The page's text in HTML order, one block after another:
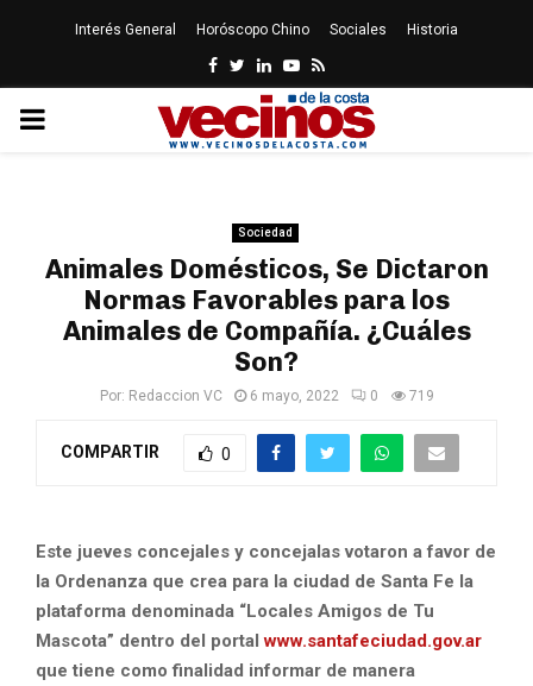
Interés General Horóscopo Chino Sociales Historia
Facebook
Twitter
LinkedinYoutube
Rss
PRIMARY
Sociedad
Animales Domésticos, Se Dictaron
Normas Favorables para los
Animales de Compañía. ¿Cuáles
Son?
Por: Redaccion VC 6 mayo, 2022 0 719
COMPARTIR 0
Este jueves concejales y concejalas votaron a favor de
la Ordenanza que crea para la ciudad de Santa Fe la
plataforma denominada “Locales Amigos de Tu
Mascota” dentro del portalwww.santafeciudad.gov.ar
que tiene como finalidad informar de manera